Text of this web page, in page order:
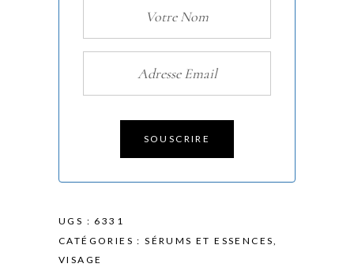
SOUSCRIRE
UGS : 6331
CATÉGORIES :SÉRUMS ET ESSENCES,
VISAGE